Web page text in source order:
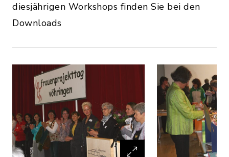
diesjährigen Workshops finden Sie bei den
Downloads